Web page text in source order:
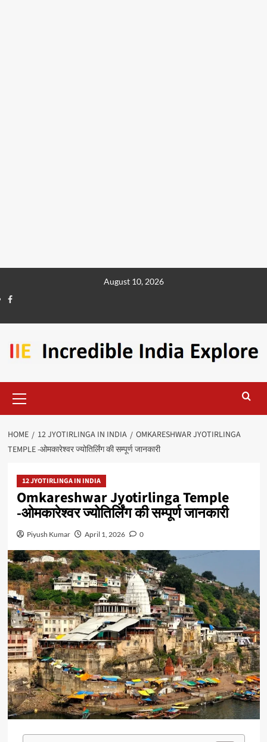
August 10, 2026
HOME 12 JYOTIRLINGA IN INDIA
OMKARESHWAR JYOTIRLINGA
TEMPLE -ओमकारेश्वर ज्योतिर्लिंग की सम्पूर्ण जानकारी
12 JYOTIRLINGA IN INDIA
Omkareshwar Jyotirlinga Temple
-ओमकारेश्वर ज्योतिर्लिंग की सम्पूर्ण जानकारी
Piyush Kumar April 1, 2026 0